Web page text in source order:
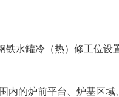
铁水罐冷（热）修工位设
内的炉前平台、炉基区